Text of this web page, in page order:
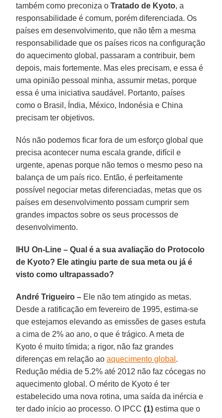
também como preconiza oTratado de Kyoto, a
responsabilidade é comum, porém diferenciada. Os
países em desenvolvimento, que não têm a mesma
responsabilidade que os países ricos na configuração
do aquecimento global, passaram a contribuir, bem
depois, mais fortemente. Mas eles precisam, e essa é
uma opinião pessoal minha, assumir metas, porque
essa é uma iniciativa saudável. Portanto, países
como o Brasil, Índia, México, Indonésia e China
precisam ter objetivos.
Nós não podemos ficar fora de um esforço global que
precisa acontecer numa escala grande, difícil e
urgente, apenas porque não temos o mesmo peso na
balança de um país rico. Então, é perfeitamente
possível negociar metas diferenciadas, metas que os
países em desenvolvimento possam cumprir sem
grandes impactos sobre os seus processos de
desenvolvimento.
IHU On-Line – Qual é a sua avaliação do Protocolo
de Kyoto? Ele atingiu parte de sua meta ou já é
visto como ultrapassado?
André Trigueiro – Ele não tem atingido as metas.
Desde a ratificação em fevereiro de 1995, estima-se
que estejamos elevando as emissões de gases estufa
a cima de 2% ao ano, o que é trágico. A meta de
Kyoto é muito tímida; a rigor, não faz grandes
diferenças em relação aoaquecimento global .
Redução média de 5.2% até 2012 não faz cócegas no
aquecimento global. O mérito de Kyoto é ter
estabelecido uma nova rotina, uma saída da inércia e
ter dado início ao processo. O IPCC(1) estima que o